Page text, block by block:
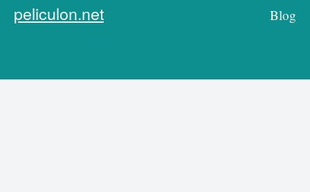
peliculon.net Blog